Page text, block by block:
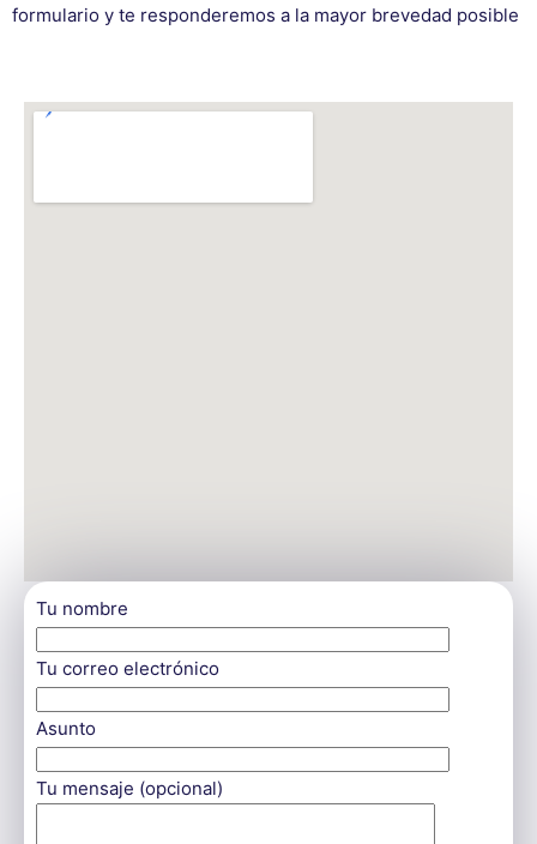
formulario y te responderemos a la mayor brevedad posible
Tu nombre
Tu correo electrónico
Asunto
Tu mensaje (opcional)